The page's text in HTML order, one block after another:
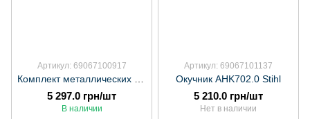
Артикул: 69067100917
5 297.0 грн/шт
В наличии
Артикул: 69067101137
Окучник AHK702.0 Stihl
5 210.0 грн/шт
Нет в наличии